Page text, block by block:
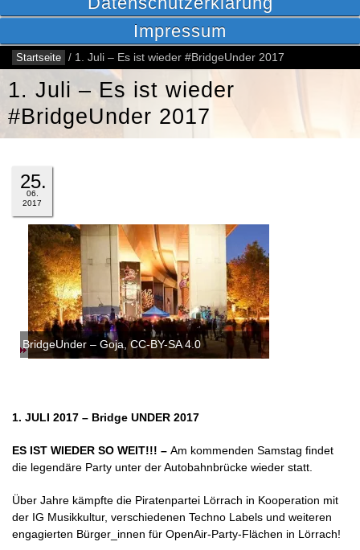
Impressum
Startseite / 1. Juli – Es ist wieder #BridgeUnder 2017
1. Juli – Es ist wieder
#BridgeUnder 2017
25.
06.
2017
BridgeUnder – Goja, CC-BY-SA 4.0
1. JULI 2017 – Bridge UNDER 2017
ES IST WIEDER SO WEIT!!! – Am kommenden Samstag findet
die legendäre Party unter der Autobahnbrücke wieder statt.
Über Jahre kämpfte die Piratenpartei Lörrach in Kooperation mit
der IG Musikkultur, verschiedenen Techno Labels und weiteren
engagierten​ Bürger_innen für OpenAir-Party-Flächen in Lörrach!